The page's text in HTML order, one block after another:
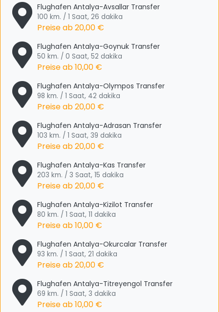
Flughafen Antalya-Avsallar Transfer
100 km. / 1 Saat, 26 dakika
Preise ab20,00 €
Flughafen Antalya-Goynuk Transfer
50 km. / 0 Saat, 52 dakika
Preise ab10,00 €
Flughafen Antalya-Olympos Transfer
98 km. / 1 Saat, 42 dakika
Preise ab20,00 €
Flughafen Antalya-Adrasan Transfer
103 km. / 1 Saat, 39 dakika
Preise ab20,00 €
Flughafen Antalya-Kas Transfer
203 km. / 3 Saat, 15 dakika
Preise ab20,00 €
Flughafen Antalya-Kizilot Transfer
80 km. / 1 Saat, 11 dakika
Preise ab10,00 €
Flughafen Antalya-Okurcalar Transfer
93 km. / 1 Saat, 21 dakika
Preise ab20,00 €
Flughafen Antalya-Titreyengol Transfer
69 km. / 1 Saat, 3 dakika
Preise ab10,00 €